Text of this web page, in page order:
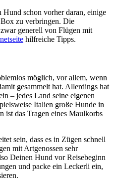
schon vorher daran, einige
Box zu verbringen. Die
generell von Flügen mit
hilfreiche Tipps.
möglich, vor allem, wenn
gesammelt hat. Allerdings hat
– jedes Land seine eigenen
Italien große Hunde in
ist das Tragen eines Maulkorbs
sein, dass es in Zügen schnell
mit Artgenossen sehr
Deinen Hund vor Reisebeginn
und packe ein Leckerli ein,